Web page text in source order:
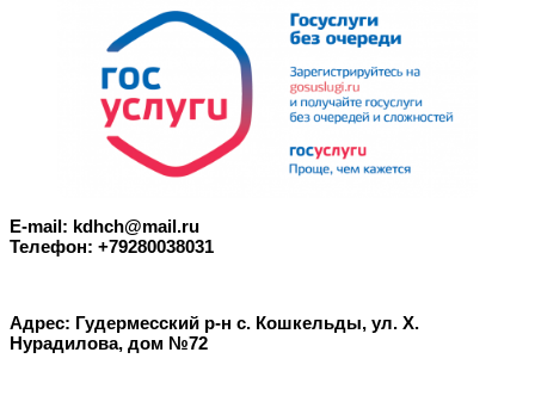
E-mail: kdhch@mail.ru
Телефон: +79280038031
Адрес: Гудермесский р-н с. Кошкельды, ул. Х.
Нурадилова, дом №72